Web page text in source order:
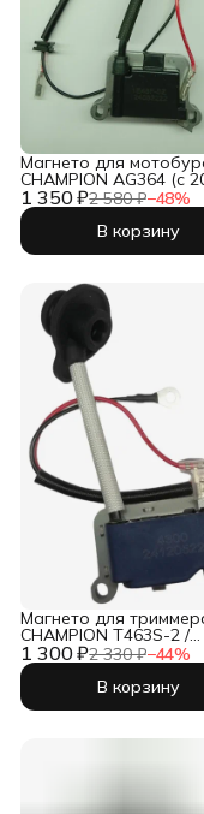
1 350 ₽2 580 ₽−48%
Магнето для
CHAMPION AG364 (c
064141210-AX
В корзину
1 300 ₽2 330 ₽−44%
Магнето для
CHAMPION T463S-2 /
02050030751
В корзину